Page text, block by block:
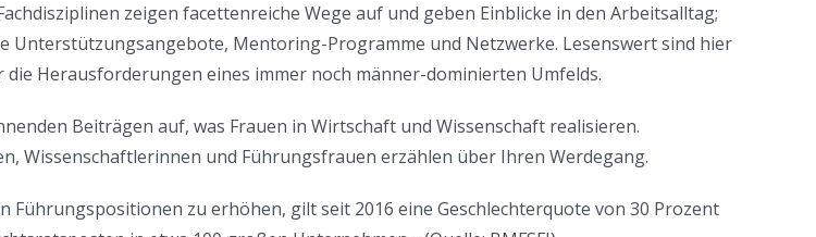
zeigen facettenreiche Wege auf und geben Einblicke in den Arbeitsalltag;
Unterstützungsangebote, Mentoring-Programme und Netzwerke. Lesenswert sind hier
Herausforderungen eines immer noch männer-dominierten Umfelds.
Beiträgen auf, was Frauen in Wirtschaft und Wissenschaft realisieren.
Wissenschaftlerinnen und Führungsfrauen erzählen über Ihren Werdegang.
Führungspositionen zu erhöhen, gilt seit 2016 eine Geschlechterquote von 30 Prozent